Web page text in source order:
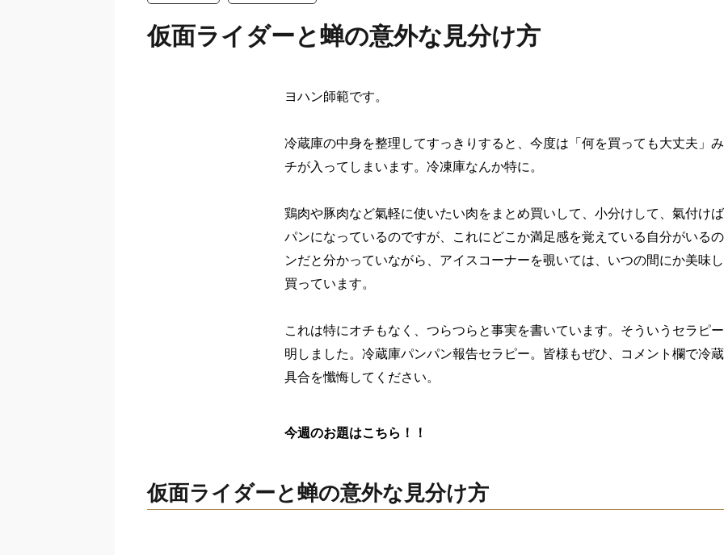
仮面ライダーと蝉の意外な見分け方
ヨハン師範です。
冷蔵庫の中身を整理してすっきりすると、今度は「何を買っても大丈夫」
チが入ってしまいます。冷凍庫なんか特に。
鶏肉や豚肉など氣軽に使いたい肉をまとめ買いして、小分けして、氣付け
パンになっているのですが、これにどこか満足感を覚えている自分がいる
ンだと分かっていながら、アイスコーナーを覗いては、いつの間にか美味
買っています。
これは特にオチもなく、つらつらと事実を書いています。そういうセラピ
明しました。冷蔵庫パンパン報告セラピー。皆様もぜひ、コメント欄で冷
具合を懺悔してください。
今週のお題はこちら！！
仮面ライダーと蝉の意外な見分け方